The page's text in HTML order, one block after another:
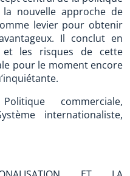
nouvelle approche de
levier pour obtenir
Il conclut en
et les risques de cette
pour le moment encore
commerciale,
internationaliste,